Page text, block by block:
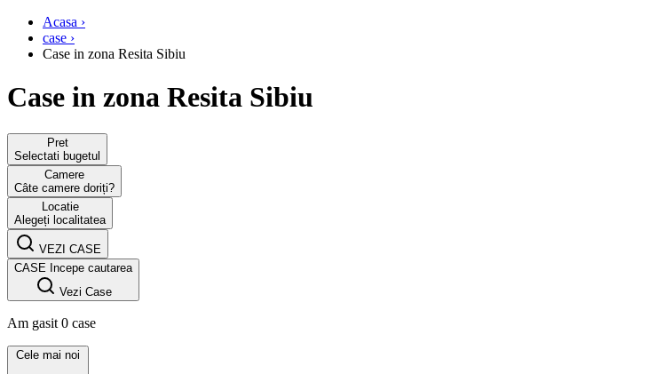
Acasa ›
case ›
Case in zona Resita Sibiu
Case in zona Resita Sibiu
Pret
Selectati bugetul
Camere
Câte camere doriți?
Locatie
Alegeți localitatea
VEZI CASE
CASE Incepe cautarea
Vezi Case
Am gasit 0 case
Cele mai noi